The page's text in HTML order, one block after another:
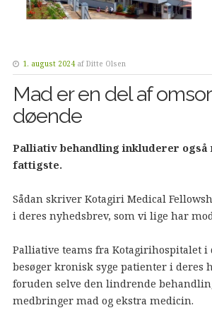
1. august 2024 afDitte Olsen
Mad er en del af
døende
Palliativ behandling inkluderer
fattigste.
Sådan skriver Kotagiri Medical
i deres nyhedsbrev, som vi lige har
Palliative teams fra Kotagirihospitalet i
besøger kronisk syge patienter i deres
foruden selve den lindrende
medbringer mad og ekstra medicin.